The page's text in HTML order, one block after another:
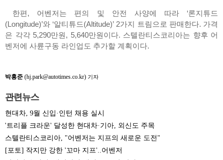
한편, 어벤저는 편의 및 안전 사양에 따라 ‘론지튜드
(Longitude)’와 ‘알티튜드(Altitude)’ 2가지 트림으로 판매한다. 가격
은 각각 5,290만원, 5,640만원이다. 스텔란티스코리아는 향후 어
벤저에 사륜구동 라인업도 추가할 계획이다.
박홍준 (hj.park@autotimes.co.kr) 기자
관련뉴스
현대차, 9월 신입·인턴 채용 실시
'트리플 크라운' 달성한 현대차·기아, 외신도 주목
스텔란티스코리아, "어벤저는 지프의 새로운 도전"
[포토] 작지만 강한 '꼬마 지프'..어벤저